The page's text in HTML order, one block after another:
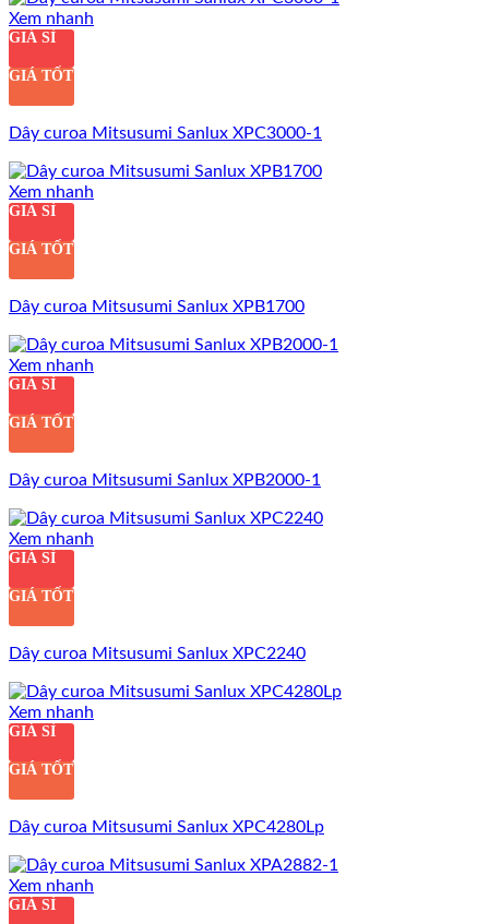
Xem nhanh
GIÁ SỈ
GIÁ TỐT
Dây curoa Mitsusumi Sanlux XPC3000-1
Xem nhanh
GIÁ SỈ
GIÁ TỐT
Dây curoa Mitsusumi Sanlux XPB1700
Xem nhanh
GIÁ SỈ
GIÁ TỐT
Dây curoa Mitsusumi Sanlux XPB2000-1
Xem nhanh
GIÁ SỈ
GIÁ TỐT
Dây curoa Mitsusumi Sanlux XPC2240
Xem nhanh
GIÁ SỈ
GIÁ TỐT
Dây curoa Mitsusumi Sanlux XPC4280Lp
Xem nhanh
GIÁ SỈ